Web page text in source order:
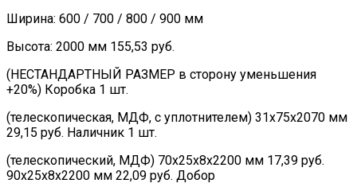
Ширина: 600 / 700 / 800 / 900 мм
Высота: 2000 мм 155,53 руб.
(НЕСТАНДАРТНЫЙ РАЗМЕР в сторону уменьшения
+20%) Коробка 1 шт.
(телескопическая, МДФ, с уплотнителем) 31х75х2070 мм
29,15 руб. Наличник 1 шт.
(телескопический, МДФ) 70х25х8х2200 мм 17,39 руб.
90х25х8х2200 мм 22,09 руб. Добор